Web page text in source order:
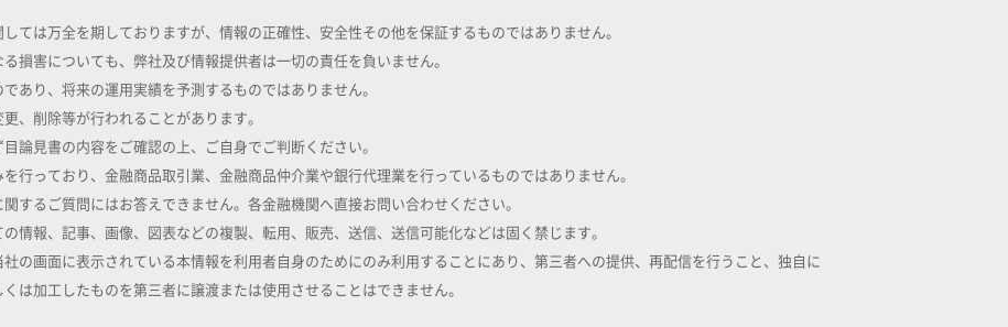
ては万全を期しておりますが、情報の正確性、安全性その他を保証するものではありません。
損害についても、弊社及び情報提供者は一切の責任を負いません。
あり、将来の運用実績を予測するものではありません。
、削除等が行われることがあります。
論見書の内容をご確認の上、ご自身でご判断ください。
行っており、金融商品取引業、金融商品仲介業や銀行代理業を行っているものではありません。
するご質問にはお答えできません。各金融機関へ直接お問い合わせください。
情報、記事、画像、図表などの複製、転用、販売、送信、送信可能化などは固く禁じます。
の画面に表示されている本情報を利用者自身のためにのみ利用することにあり、第三者への提供、再配信を行うこと、独自に
は加工したものを第三者に譲渡または使用させることはできません。